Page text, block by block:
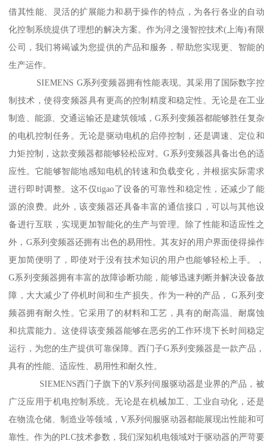
借其性能、灵活的扩展能力和易于操作的特点，为各行各业的自动
化控制系统提供了理想的解决方案。作为浔之漫智控技术(上海)有限
公司，我们将竭诚为您提供的产品和服务，帮助您实现更、智能的
生产运作。
SIEMENS G系列变频器拥有性能表现。其采用了国际数字控
制技术，使得变频器具有更高的控制精度和稳定性。无论是在工业
制造、能源、交通运输还是建筑领域，G系列变频器都能够胜任复杂
的电机控制任务。无论是驱动电机的启停控制，还是调速、定位和
力矩控制，这款变频器都能够轻松应对。G系列变频器具备出色的适
应性。它能够智能地感知电机的转速和负载变化，并根据实际需求
进行即时调整。这不仅tigao了设备的可靠性和稳定性，还减少了能
源的浪费。此外，该变频器还具备丰富的通信接口，可以与其他设
备进行互联，实现更加智能化的生产与管理。除了性能和适应性之
外，G系列变频器还拥有出色的易用性。其友好的用户界面使得操作
更加简便明了，即使对于没有技术知识的用户也能够轻松上手。，
G系列变频器拥有丰富的故障诊断功能，能够迅速判断并解决设备故
障，大大减少了停机时间和生产损失。作为一种的产品， G系列变
频器拥有耐久性。它采用了的材料和工艺，具有的耐高温、耐腐蚀
和抗震能力。这使得该变频器能够在恶劣的工作环境下长时间稳定
运行，为您的生产提供可靠保障。西门子G系列变频器是一款产品，
具有的性能、适应性、易用性和耐久性。
SIEMENS西门子旗下的V系列伺服驱动器是业界的产品，被
广泛应用于机电控制系统。无论是在机械加工、工业自动化，还是
在物流仓储、制造业等领域，V系列伺服驱动器都能展现出性能和可
靠性。作为的PLC技术参数，我们深知机电领域对于驱动器的严苛要